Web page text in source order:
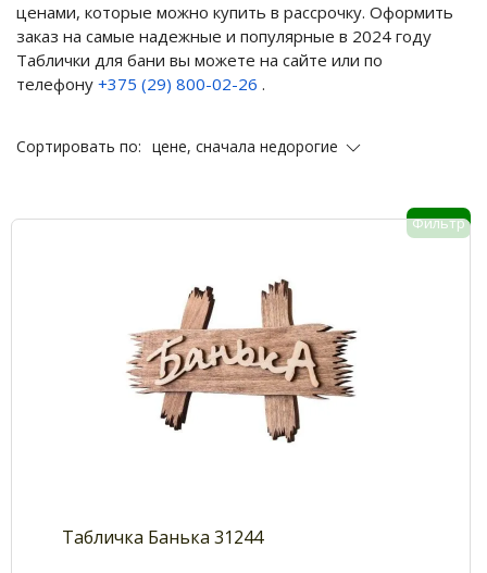
ценами, которые можно купить в рассрочку. Оформить
заказ на самые надежные и популярные в 2024 году
Таблички для бани вы можете на сайте или по
телефону +375 (29) 800-02-26 .
Сортировать по: цене, сначала недорогие
Фильтр
Табличка Банька 31244